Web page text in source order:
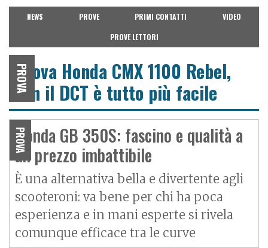
NEWS PROVE PRIMI CONTATTI
VIDEO
PROVE LETTORI
PROVA
Prova Honda CMX 1100 Rebel,
con il DCT è tutto più facile
PROVA
Honda GB 350S: fascino e qualità a
un prezzo imbattibile
È una alternativa bella e divertente agli
scooteroni: va bene per chi ha poca
esperienza e in mani esperte si rivela
comunque efficace tra le curve